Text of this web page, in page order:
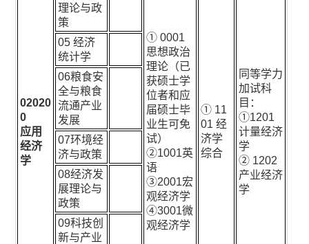
02020
0
应用
经济
学
① 0001
思想政治
理论（已
获硕士学
位者和应
届硕士毕
业生可免
试）
②1001英
语
③2001宏
观经济学
④3001微
观经济学
① 11
01 经
济学
综合
同等学力
加试科
目：
①1201
计量经济
学
② 1202
产业经济
学
理论与政
策
05 经济
统计学
06粮食安
全与粮食
流通产业
发展
07环境经
济与政策
08经济发
展理论与
政策
09科技创
新与产业